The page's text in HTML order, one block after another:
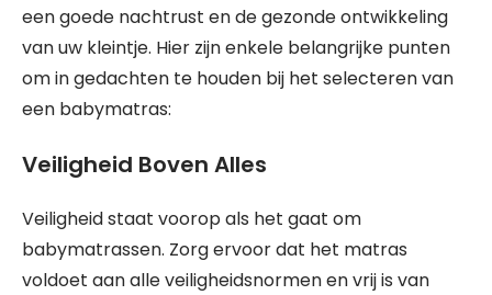
een goede nachtrust en de gezonde ontwikkeling
van uw kleintje. Hier zijn enkele belangrijke punten
om in gedachten te houden bij het selecteren van
een babymatras:
Veiligheid Boven Alles
Veiligheid staat voorop als het gaat om
babymatrassen. Zorg ervoor dat het matras
voldoet aan alle veiligheidsnormen en vrij is van